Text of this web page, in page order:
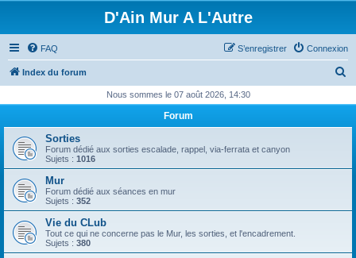
D'Ain Mur A L'Autre
FAQ Connexion
S’enregistrer
Index du forum
h
r
Nous sommes le 07 août 2026, 14:30
Forum
Sorties
Forum dédié aux sorties escalade, rappel, via-ferrata et canyon
Sujets : 1016
Mur
Forum dédié aux séances en mur
Sujets : 352
Vie du CLub
Tout ce qui ne concerne pas le Mur, les sorties, et l'encadrement.
Sujets : 380